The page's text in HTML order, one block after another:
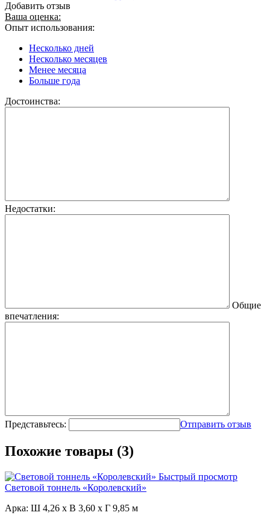
Добавить отзыв
Ваша оценка:
Опыт использования:
Несколько дней
Несколько месяцев
Менее месяца
Больше года
Достоинства:
Недостатки:
Общие
впечатления:
Представьтесь: Отправить отзыв
Похожие товары (3)
Быстрый просмотр
Световой тоннель «Королевский»
Арка: Ш 4,26 x В 3,60 x Г 9,85 м